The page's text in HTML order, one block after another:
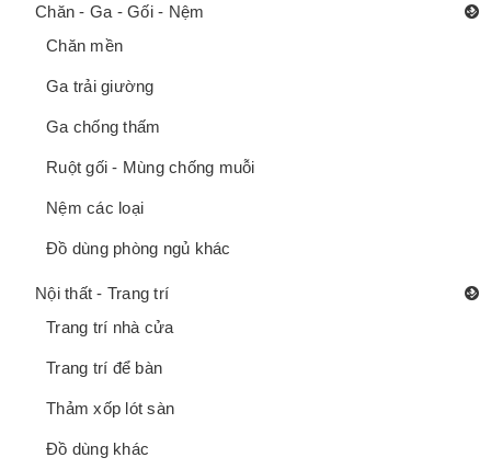
Chăn - Ga - Gối - Nệm
Chăn mền
Ga trải giường
Ga chống thấm
Ruột gối - Mùng chống muỗi
Nệm các loại
Đồ dùng phòng ngủ khác
Nội thất - Trang trí
Trang trí nhà cửa
Trang trí để bàn
Thảm xốp lót sàn
Đồ dùng khác